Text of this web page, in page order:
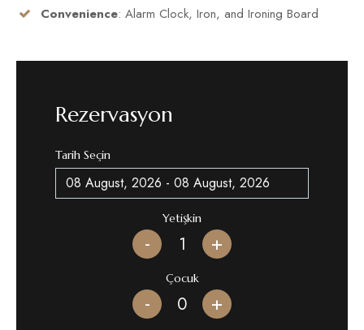
Convenience: Alarm Clock, Iron, and Ironing Board
Rezervasyon
Tarih Seçin
Yetişkin
- +
Çocuk
- +